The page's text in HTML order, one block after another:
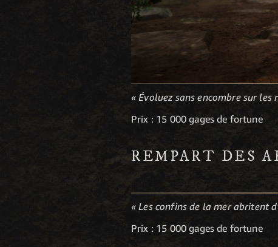
« Évoluez sans encombre sur
Prix : 15 000 gages de fortune
REMPART DES
« Les confins de la mer abritent
Prix : 15 000 gages de fortune